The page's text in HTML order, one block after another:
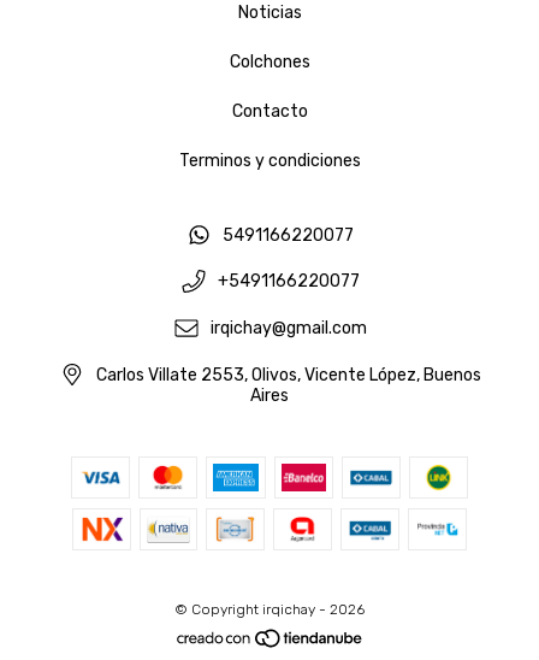
Noticias
Colchones
Contacto
Terminos y condiciones
5491166220077
+5491166220077
irqichay@gmail.com
Carlos Villate 2553, Olivos, Vicente López, Buenos
Aires
© Copyright irqichay - 2026